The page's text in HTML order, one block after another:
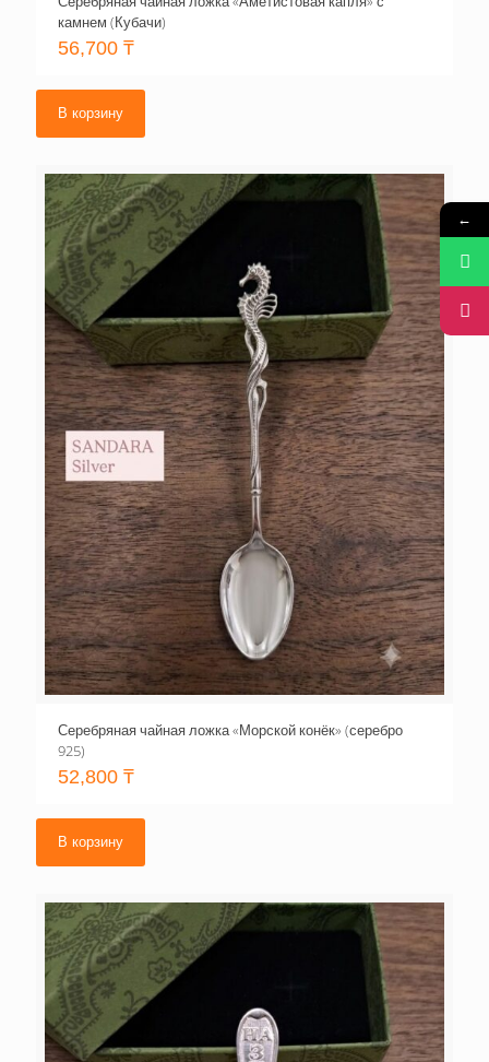
камнем (Кубачи)
56,700 ₸
В корзину
Серебряная чайная ложка «Морской конёк» (серебро
925)
52,800 ₸
В корзину
←